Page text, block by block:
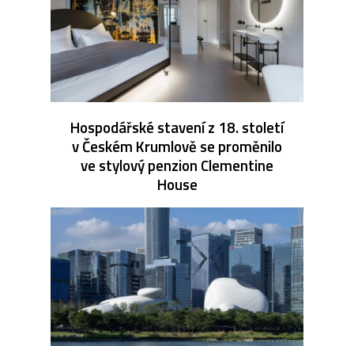
Hospodářské stavení z 18. století
v Českém Krumlově se proměnilo
ve stylový penzion Clementine
House